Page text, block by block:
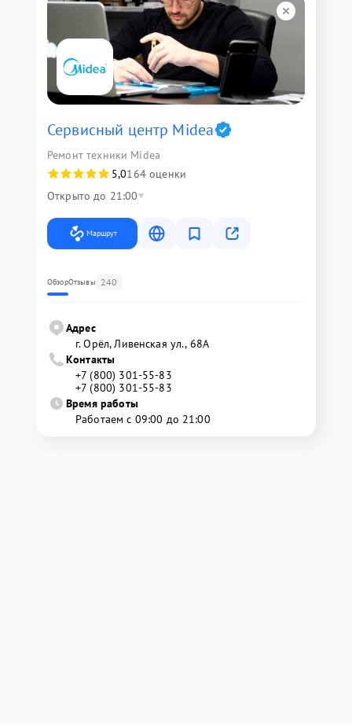
Сервисный центр Midea
Ремонт техники Midea
5,0164 оценки
Открыто до 21:00
Маршрут
ОбзорОтзывы 240
Адрес
г. Орёл, Ливенская ул., 68А
Контакты
+7 (800) 301-55-83
+7 (800) 301-55-83
Время работы
Работаем с 09:00 до 21:00